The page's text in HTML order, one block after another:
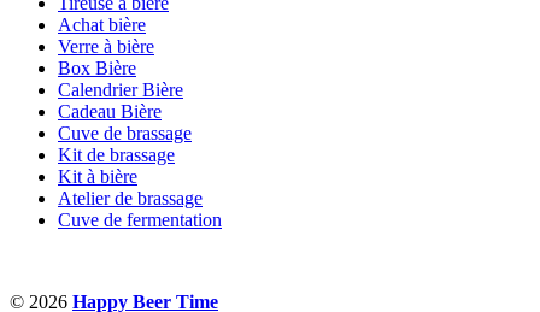
Achat bière
Verre à bière
Box Bière
Calendrier Bière
Cadeau Bière
Cuve de brassage
Kit de brassage
Kit à bière
Atelier de brassage
Cuve de fermentation
© 2026 Happy Beer Time